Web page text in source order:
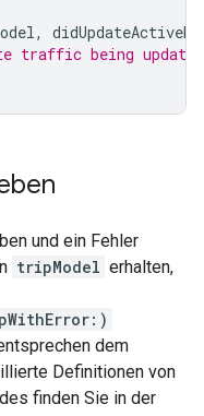
,
traffic being
und ein Fehler
tripModel erhalten,
dem
Definitionen von
finden Sie in der